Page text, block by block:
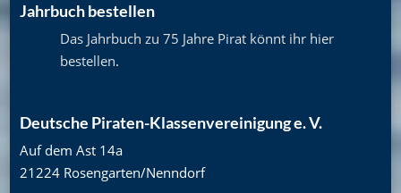
Jahrbuch bestellen
Das Jahrbuch zu 75 Jahre Pirat könnt ihr hier
bestellen.
Deutsche Piraten-Klassenvereinigung e. V.
Auf dem Ast 14a
21224 Rosengarten/Nenndorf